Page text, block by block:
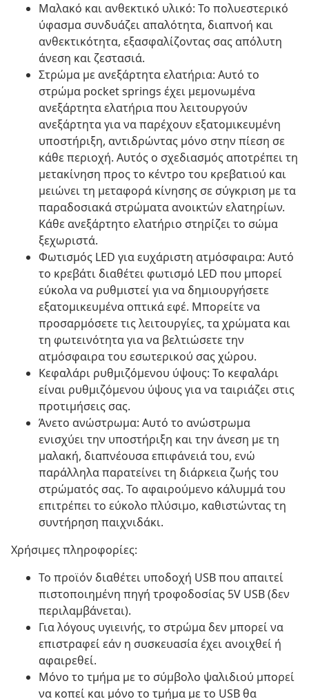
Μαλακό και ανθεκτικό υλικό: Το πολυεστερικό
ύφασμα συνδυάζει απαλότητα, διαπνοή και
ανθεκτικότητα, εξασφαλίζοντας σας απόλυτη
άνεση και ζεστασιά.
Στρώμα με ανεξάρτητα ελατήρια: Αυτό το
στρώμα pocket springs έχει μεμονωμένα
ανεξάρτητα ελατήρια που λειτουργούν
ανεξάρτητα για να παρέχουν εξατομικευμένη
υποστήριξη, αντιδρώντας μόνο στην πίεση σε
κάθε περιοχή. Αυτός ο σχεδιασμός αποτρέπει τη
μετακίνηση προς το κέντρο του κρεβατιού και
μειώνει τη μεταφορά κίνησης σε σύγκριση με τα
παραδοσιακά στρώματα ανοικτών ελατηρίων.
Κάθε ανεξάρτητο ελατήριο στηρίζει το σώμα
ξεχωριστά.
Φωτισμός LED για ευχάριστη ατμόσφαιρα: Αυτό
το κρεβάτι διαθέτει φωτισμό LED που μπορεί
εύκολα να ρυθμιστεί για να δημιουργήσετε
εξατομικευμένα οπτικά εφέ. Μπορείτε να
προσαρμόσετε τις λειτουργίες, τα χρώματα και
τη φωτεινότητα για να βελτιώσετε την
ατμόσφαιρα του εσωτερικού σας χώρου.
Κεφαλάρι ρυθμιζόμενου ύψους: Το κεφαλάρι
είναι ρυθμιζόμενου ύψους για να ταιριάζει στις
προτιμήσεις σας.
Άνετο ανώστρωμα: Αυτό το ανώστρωμα
ενισχύει την υποστήριξη και την άνεση με τη
μαλακή, διαπνέουσα επιφάνειά του, ενώ
παράλληλα παρατείνει τη διάρκεια ζωής του
στρώματός σας. Το αφαιρούμενο κάλυμμά του
επιτρέπει το εύκολο πλύσιμο, καθιστώντας τη
συντήρηση παιχνιδάκι.
Χρήσιμες πληροφορίες:
Το προϊόν διαθέτει υποδοχή USB που απαιτεί
πιστοποιημένη πηγή τροφοδοσίας 5V USB (δεν
περιλαμβάνεται).
Για λόγους υγιεινής, το στρώμα δεν μπορεί να
επιστραφεί εάν η συσκευασία έχει ανοιχθεί ή
αφαιρεθεί.
Μόνο το τμήμα με το σύμβολο ψαλιδιού μπορεί
να κοπεί και μόνο το τμήμα με το USB θα